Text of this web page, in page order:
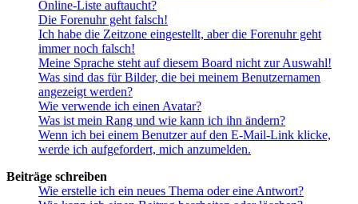
Online-Liste auftaucht?
Die Forenuhr geht falsch!
Ich habe die Zeitzone eingestellt, aber die Forenuhr geht
immer noch falsch!
Meine Sprache steht auf diesem Board nicht zur Auswahl!
Was sind das für Bilder, die bei meinem Benutzernamen
angezeigt werden?
Wie verwende ich einen Avatar?
Was ist mein Rang und wie kann ich ihn ändern?
Wenn ich bei einem Benutzer auf den E-Mail-Link klicke,
werde ich aufgefordert, mich anzumelden.
Beiträge schreiben
Wie erstelle ich ein neues Thema oder eine Antwort?